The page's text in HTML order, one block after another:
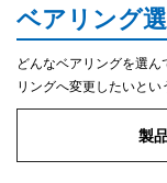
ベアリング
どんなベアリングを選
リングへ変更したいとい
製